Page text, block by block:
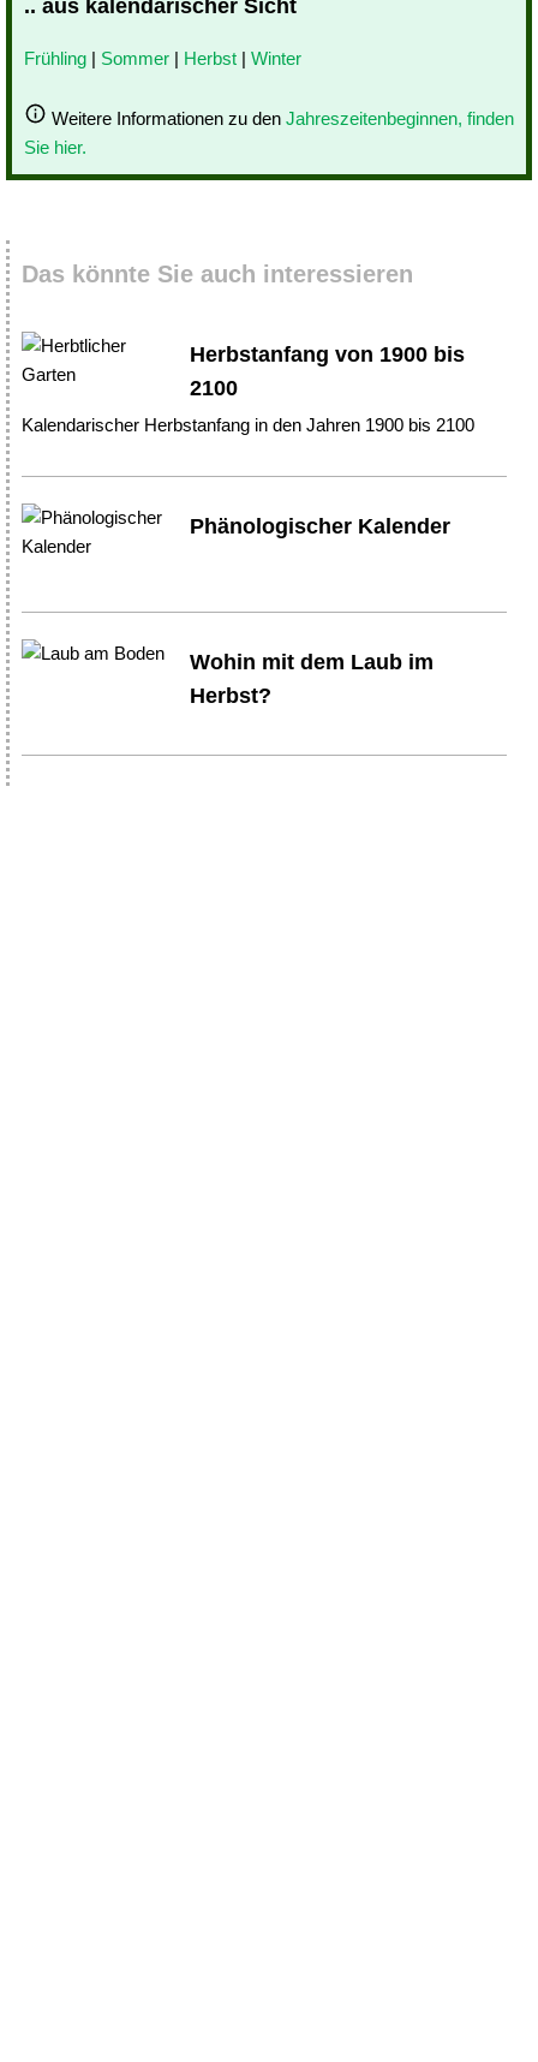
.. aus kalendarischer Sicht
Frühling | Sommer | Herbst | Winter
Weitere Informationen zu den Jahreszeitenbeginnen, finden
Sie hier.
Das könnte Sie auch interessieren
Herbstanfang von 1900 bis
2100
Kalendarischer Herbstanfang in den Jahren 1900 bis 2100
Phänologischer Kalender
Wohin mit dem Laub im
Herbst?